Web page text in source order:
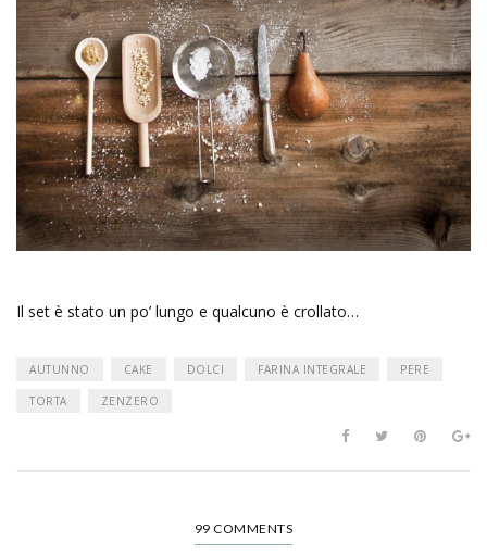
Il set è stato un po’ lungo e qualcuno è crollato…
AUTUNNO CAKE DOLCI FARINA INTEGRALE PERE
TORTA ZENZERO
99 COMMENTS